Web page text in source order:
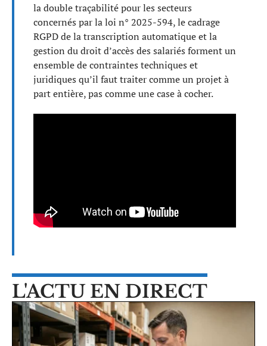
la double traçabilité pour les secteurs
concernés par la loi n° 2025-594, le cadrage
RGPD de la transcription automatique et la
gestion du droit d’accès des salariés forment un
ensemble de contraintes techniques et
juridiques qu’il faut traiter comme un projet à
part entière, pas comme une case à cocher.
L'ACTU EN DIRECT